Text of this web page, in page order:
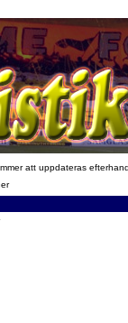
att uppdateras